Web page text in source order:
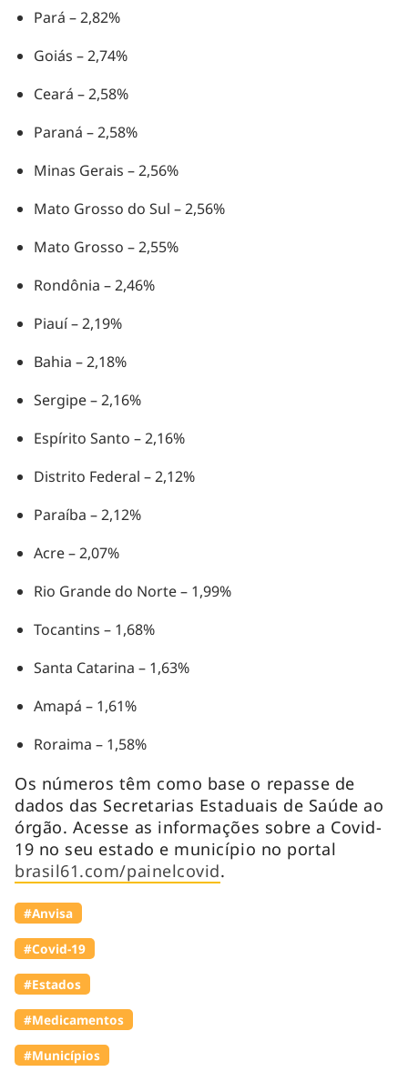
Pará – 2,82%
Goiás – 2,74%
Ceará – 2,58%
Paraná – 2,58%
Minas Gerais – 2,56%
Mato Grosso do Sul – 2,56%
Mato Grosso – 2,55%
Rondônia – 2,46%
Piauí – 2,19%
Bahia – 2,18%
Sergipe – 2,16%
Espírito Santo – 2,16%
Distrito Federal – 2,12%
Paraíba – 2,12%
Acre – 2,07%
Rio Grande do Norte – 1,99%
Tocantins – 1,68%
Santa Catarina – 1,63%
Amapá – 1,61%
Roraima – 1,58%
Os números têm como base o repasse de
dados das Secretarias Estaduais de Saúde ao
órgão. Acesse as informações sobre a Covid-
19 no seu estado e município no portal
brasil61.com/painelcovid.
#Anvisa
#Covid-19
#Estados
#Medicamentos
#Municípios